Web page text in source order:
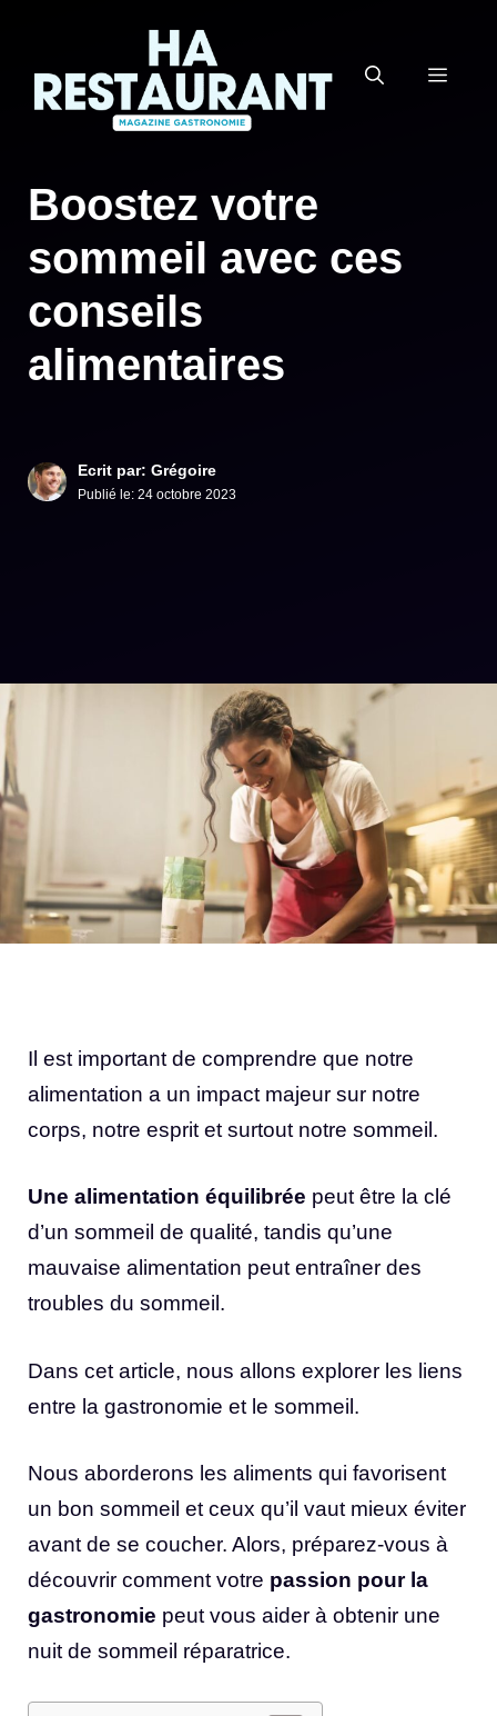
contenu
Boostez votre
sommeil avec ces
conseils
alimentaires
Ecrit par: Grégoire
Publié le: 24 octobre 2023
Il est important de comprendre que notre
alimentation a un impact majeur sur notre
corps, notre esprit et surtout notre sommeil.
Une alimentation équilibrée peut être la clé
d’un sommeil de qualité, tandis qu’une
mauvaise alimentation peut entraîner des
troubles du sommeil.
Dans cet article, nous allons explorer les liens
entre la gastronomie et le sommeil.
Nous aborderons les aliments qui favorisent
un bon sommeil et ceux qu’il vaut mieux éviter
avant de se coucher. Alors, préparez-vous à
découvrir comment votre passion pour la
gastronomie peut vous aider à obtenir une
nuit de sommeil réparatrice.